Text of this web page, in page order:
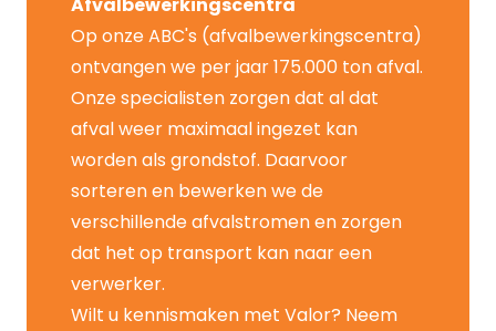
Op onze ABC's (afvalbewerkingscentra)
ontvangen we per jaar 175.000 ton afval.
Onze specialisten zorgen dat al dat
afval weer maximaal ingezet kan
worden als grondstof. Daarvoor
sorteren en bewerken we de
verschillende afvalstromen en zorgen
dat het op transport kan naar een
verwerker.
Wilt u kennismaken met Valor? Neem